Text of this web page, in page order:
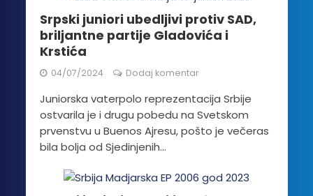
Srpski juniori ubedljivi protiv SAD,
briljantne partije Gladovića i
Krstića
04/07/2024 Dodaj komentar
Juniorska vaterpolo reprezentacija Srbije
ostvarila je i drugu pobedu na Svetskom
prvenstvu u Buenos Ajresu, pošto je večeras
bila bolja od Sjedinjenih...